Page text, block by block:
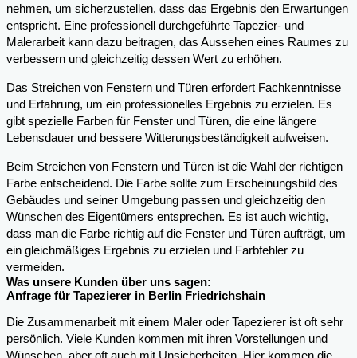
nehmen, um sicherzustellen, dass das Ergebnis den Erwartungen
entspricht. Eine professionell durchgeführte Tapezier- und
Malerarbeit kann dazu beitragen, das Aussehen eines Raumes zu
verbessern und gleichzeitig dessen Wert zu erhöhen.
Das Streichen von Fenstern und Türen erfordert Fachkenntnisse
und Erfahrung, um ein professionelles Ergebnis zu erzielen. Es
gibt spezielle Farben für Fenster und Türen, die eine längere
Lebensdauer und bessere Witterungsbeständigkeit aufweisen.
Beim Streichen von Fenstern und Türen ist die Wahl der richtigen
Farbe entscheidend. Die Farbe sollte zum Erscheinungsbild des
Gebäudes und seiner Umgebung passen und gleichzeitig den
Wünschen des Eigentümers entsprechen. Es ist auch wichtig,
dass man die Farbe richtig auf die Fenster und Türen aufträgt, um
ein gleichmäßiges Ergebnis zu erzielen und Farbfehler zu
vermeiden.
Was unsere Kunden über uns sagen:
Anfrage für Tapezierer in Berlin Friedrichshain
Die Zusammenarbeit mit einem Maler oder Tapezierer ist oft sehr
persönlich. Viele Kunden kommen mit ihren Vorstellungen und